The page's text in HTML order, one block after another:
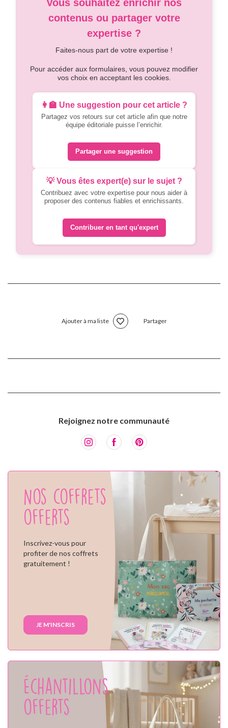
Vous souhaitez enrichir nos
contenus ou partager votre
expertise ?
Faites-nous part de votre expertise !
Pour accéder aux formulaires, vous pouvez modifier
vos choix en acceptant les cookies.
👩‍🏫 Une suggestion pour cet article ?
Partagez vos retours sur cet article afin que notre
équipe éditoriale puisse l’enrichir.
Partager une suggestion
💡 Vous êtes expert(e) sur le sujet ?
Contribuez avec votre expertise pour nous aider à
proposer des contenus fiables et enrichissants.
Contribuer en tant qu'expert
Ajouter à ma liste Partager
Rejoignez notre communauté
Nos coffrets
offerts
Inscrivez-vous pour
profiter de nos coffrets
gratuitement !
JE M'INSCRIS
Échantillons
offerts